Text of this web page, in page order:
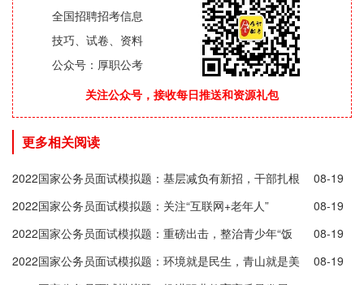
全国招聘招考信息
技巧、试卷、资料
公众号：厚职公考
关注公众号，接收每日推送和资源礼包
更多相关阅读
2022国家公务员面试模拟题：基层减负有新招，干部扎根
有激情
08-19
2022国家公务员面试模拟题：关注“互联网+老年人”
08-19
2022国家公务员面试模拟题：重磅出击，整治青少年“饭
圈”乱象
08-19
2022国家公务员面试模拟题：环境就是民生，青山就是美
08-19